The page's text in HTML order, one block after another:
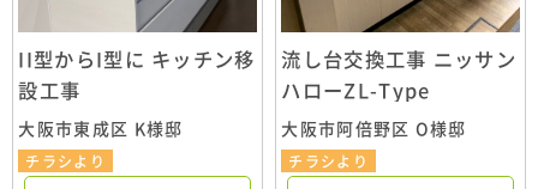
II型からI型に キッチン移
設工事
大阪市東成区 K様邸
チラシより
流し台交換工事 ニッサン
ハローZL-Type
大阪市阿倍野区 O様邸
チラシより